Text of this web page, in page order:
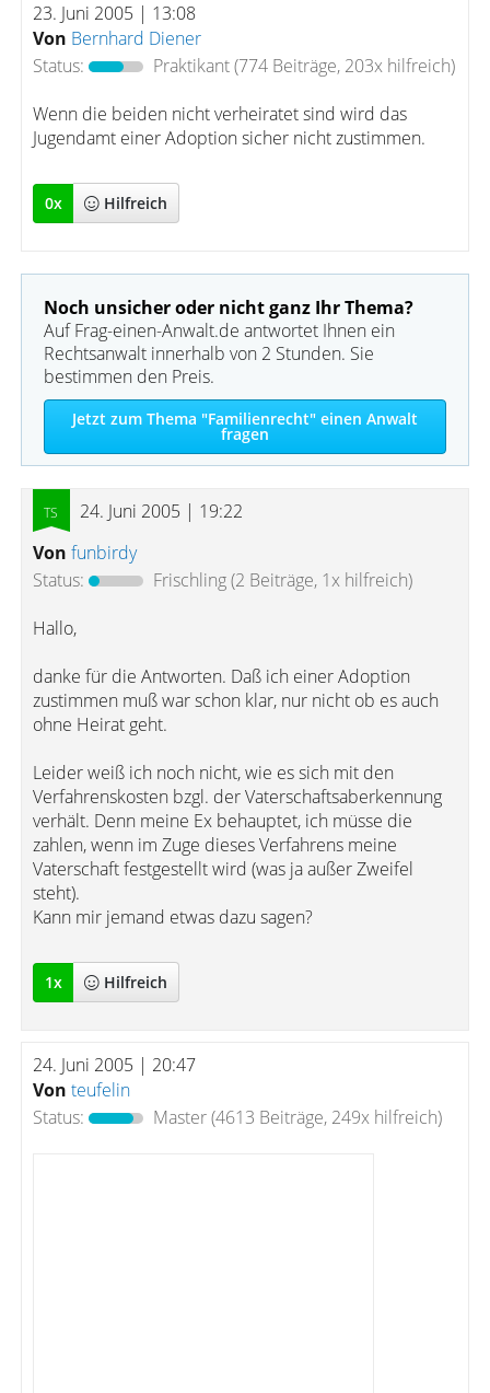
23. Juni 2005 | 13:08
Von Bernhard Diener
Status:
Praktikant(774 Beiträge, 203x hilfreich)
Wenn die beiden nicht verheiratet sind wird das
Jugendamt einer Adoption sicher nicht zustimmen.
0x Hilfreich
Noch unsicher oder nicht ganz Ihr Thema?
Auf Frag-einen-Anwalt.de antwortet Ihnen ein
Rechtsanwalt innerhalb von 2 Stunden. Sie
bestimmen den Preis.
Jetzt zum Thema "Familienrecht" einen Anwalt
fragen
24. Juni 2005 | 19:22
Von funbirdy
Status:
Frischling(2 Beiträge, 1x hilfreich)
Hallo,
danke für die Antworten. Daß ich einer Adoption
zustimmen muß war schon klar, nur nicht ob es auch
ohne Heirat geht.
Leider weiß ich noch nicht, wie es sich mit den
Verfahrenskosten bzgl. der Vaterschaftsaberkennung
verhält. Denn meine Ex behauptet, ich müsse die
zahlen, wenn im Zuge dieses Verfahrens meine
Vaterschaft festgestellt wird (was ja außer Zweifel
steht).
Kann mir jemand etwas dazu sagen?
1x Hilfreich
24. Juni 2005 | 20:47
Von teufelin
Status:
Master(4613 Beiträge, 249x hilfreich)